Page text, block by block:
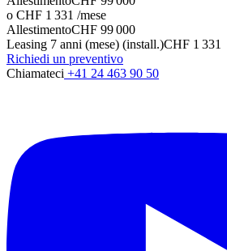
o CHF 1 331 /mese
AllestimentoCHF 99 000
Leasing 7 anni (mese) (install.)CHF 1 331
Richiedi un preventivo
Chiamateci +41 24 463 90 50